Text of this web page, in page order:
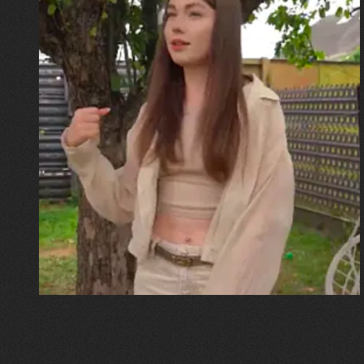
30.07.2026
Калина, Дарина та Віра Папроцькі
"Хвиля була, як від моря,
прозора і велика… Я ледве
встигла схопити племінницю"